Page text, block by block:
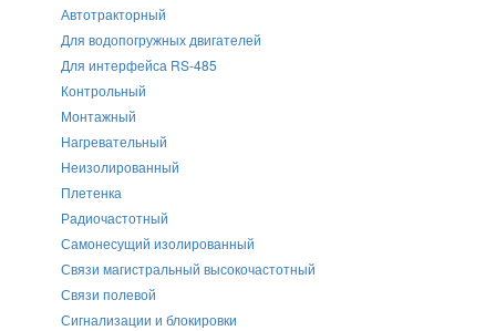
Автотракторный
Для водопогружных двигателей
Для интерфейса RS-485
Контрольный
Монтажный
Нагревательный
Неизолированный
Плетенка
Радиочастотный
Самонесущий изолированный
Связи магистральный высокочастотный
Связи полевой
Сигнализации и блокировки